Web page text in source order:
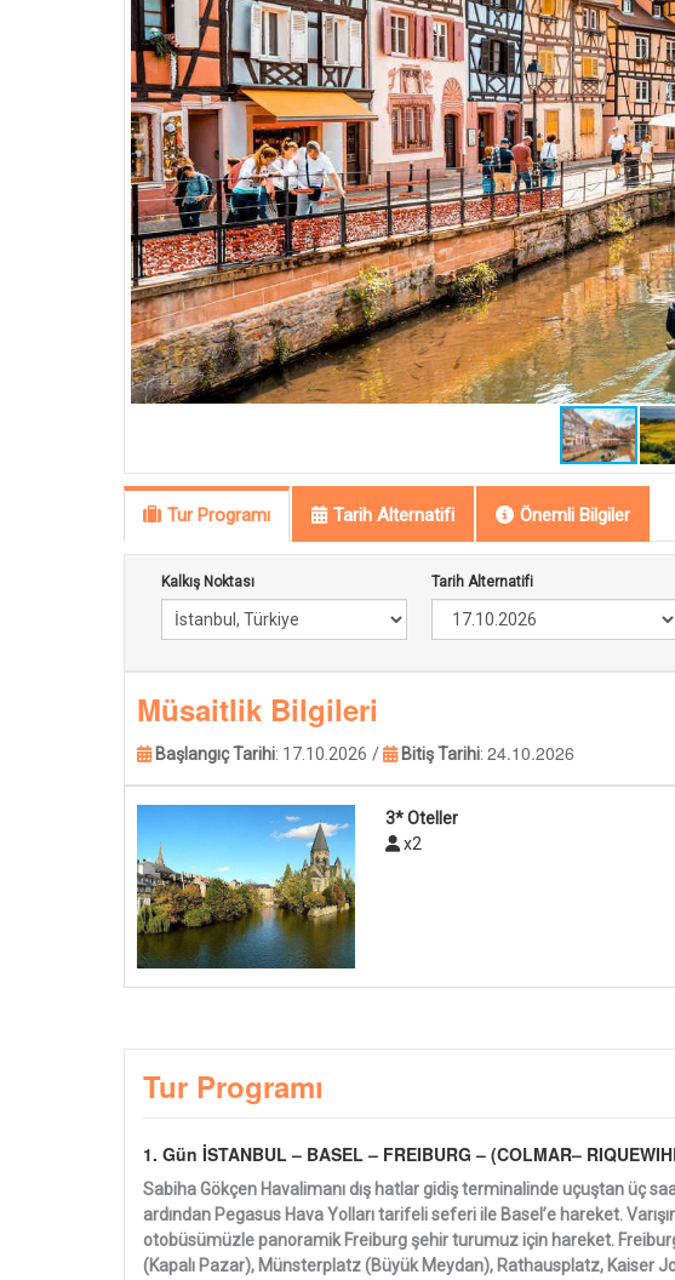
Tur Programı Tarih Alternatifi Önemli Bilgiler
Kalkış Noktası Tarih Alternatifi
Müsaitlik Bilgileri
Başlangıç Tarihi: 17.10.2026 / Bitiş Tarihi: 24.10.2026
3* Oteller
x2
Tur Programı
1. Gün İSTANBUL – BASEL – FREIBURG – (COLMAR–
Sabiha Gökçen Havalimanı dış hatlar gidiş terminalinde uçuştan üç
ardından Pegasus Hava Yolları tarifeli seferi ile Basel’e hareket.
otobüsümüzle panoramik Freiburg şehir turumuz için hareket.
(Kapalı Pazar), Münsterplatz (Büyük Meydan), Rathausplatz, Kaiser